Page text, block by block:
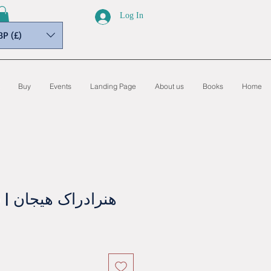
Log In
(£)
Home
Books
About us
Landing Page
Events
Buy
هنرادراک هيجان